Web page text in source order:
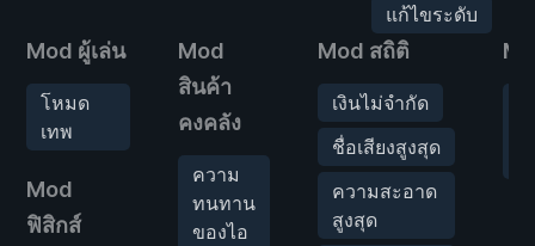
แก้ไขระดับ
Mod ผู้เล่น
โหมด
เทพ
Mod
ฟิสิกส์
Mod
สินค้า
คงคลัง
ความ
ทนทาน
ของไอ
Mod สถิติ
เงินไม่จำกัด
ชื่อเสียงสูงสุด
ความสะอาด
สูงสุด